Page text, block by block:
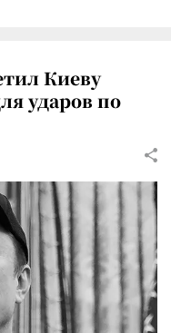
Киеву
ударов по